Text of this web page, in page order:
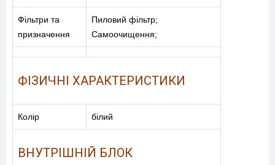
Фільтри та
призначення
Пиловий фільтр;
Самоочищення;
ФІЗИЧНІ ХАРАКТЕРИСТИКИ
Колір білий
ВНУТРІШНІЙ БЛОК